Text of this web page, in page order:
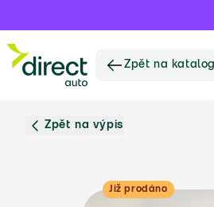
Zpět na katalog
Zpět na výpis
Již prodáno